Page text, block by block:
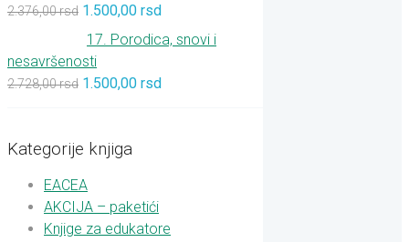
2.376,00rsd 1.500,00 rsd
17. Porodica, snovi i
nesavršenosti
2.728,00rsd 1.500,00 rsd
Kategorije knjiga
EACEA
AKCIJA – paketići
Knjige za edukatore